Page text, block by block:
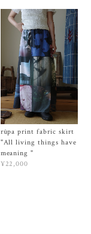
rūpa print fabric skirt
"All living things have
meaning "
¥22,000